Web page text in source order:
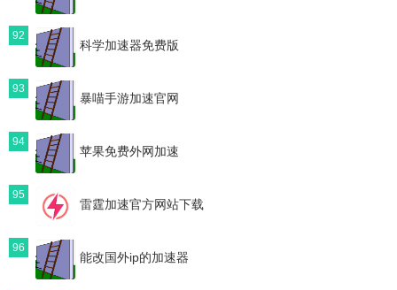
92
科学加速器免费版
93
暴喵手游加速官网
94
苹果免费外网加速
95
雷霆加速官方网站下载
96
能改国外ip的加速器